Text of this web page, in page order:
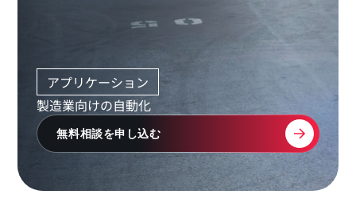
アプリケーション
製造業向けの自動化
無料相談を申し込む